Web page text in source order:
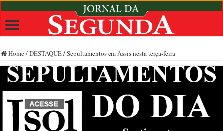
Home /DESTAQUE/Sepultamentos em Assis nesta terça-feira